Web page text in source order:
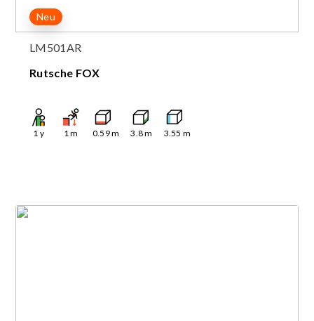
Neu
LM501AR
Rutsche FOX
1 y 1m 0.59m 3.8m 3.55 m